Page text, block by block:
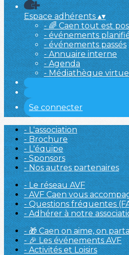
Espace adhérents▴▾
- 🌈 Caen tout est
- événements
- événements passés
- Annuaire interne
- Agenda
- Médiathèque
Se connecter
- L'association
- Brochure
- L'équipe
- Sponsors
- Nos autres partenaires
- Le réseau AVF
- AVF Caen vous
- Questions fréquentes
- Adhérer à notre
- 🎁 Caen on aime, on
- 🎉 Les événements AVF
- Activités et Loisirs